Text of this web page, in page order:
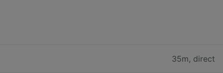
35m, direct